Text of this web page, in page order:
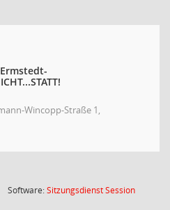
Wincopp-Straße 1,
Software:SitzungsdienstSession(Wird in